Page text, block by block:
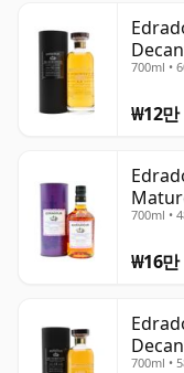
700ml •
₩12만
700ml •
₩16만
700ml •